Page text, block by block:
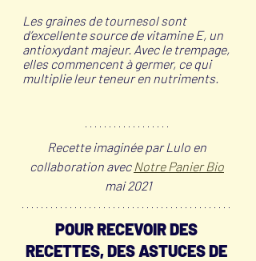
Les graines de tournesol sont
d’excellente source de vitamine E, un
antioxydant majeur. Avec le trempage,
elles commencent à germer, ce qui
multiplie leur teneur en nutriments.
Recette imaginée par Lulo en
collaboration avec Notre Panier Bio
mai 2021
POUR RECEVOIR DES
RECETTES, DES ASTUCES DE